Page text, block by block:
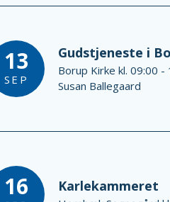
13
SEP
Gudstjeneste i
Borup Kirke kl. 09:00 -
Susan Ballegaard
16 Karlekammeret